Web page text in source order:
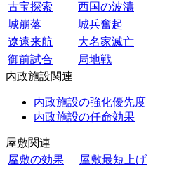
古宝探索
西国の波濤
城崩落
城兵奮起
遼遠来航
大名家滅亡
御前試合
局地戦
内政施設関連
内政施設の強化優先度
内政施設の任命効果
屋敷関連
屋敷の効果
屋敷最短上げ